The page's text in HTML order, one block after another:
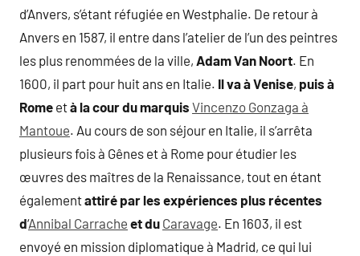
d’Anvers, s’étant réfugiée en Westphalie. De retour à
Anvers en 1587, il entre dans l’atelier de l’un des peintres
les plus renommées de la ville, Adam Van Noort. En
1600, il part pour huit ans en Italie. Il va à Venise, puis à
Rome età la cour du marquis Vincenzo Gonzaga à
Mantoue. Au cours de son séjour en Italie, il s’arrêta
plusieurs fois à Gênes et à Rome pour étudier les
œuvres des maîtres de la Renaissance, tout en étant
égalementattiré par les expériences plus récentes
d‘Annibal Carrache et du Caravage. En 1603, il est
envoyé en mission diplomatique à Madrid, ce qui lui